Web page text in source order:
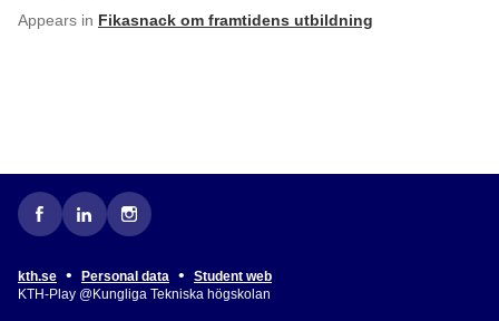
Appears in Fikasnack om framtidens utbildning
kth.se • Personal data •
Student web
KTH-Play @Kungliga Tekniska högskolan